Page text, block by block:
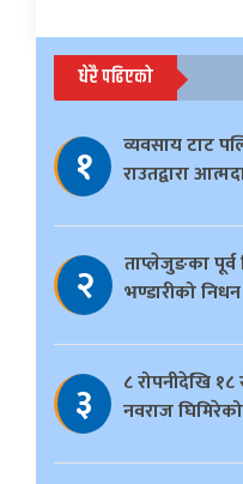
धेरै पढिएको
१
व्यवसाय टाट
राउतद्वारा
२
ताप्लेजुङका पूर्व
भण्डारीको निधन
३
८ रोपनीदेखि
नवराज घिमिरेको